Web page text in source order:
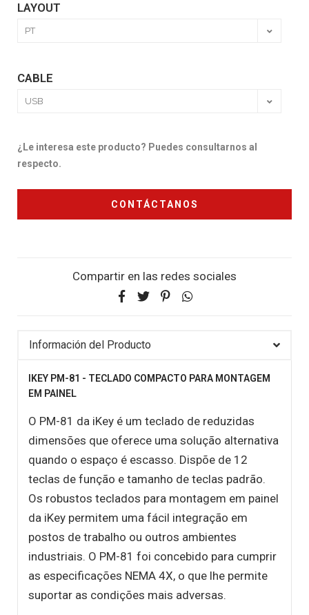
LAYOUT
CABLE
¿Le interesa este producto? Puedes consultarnos al
respecto.
CONTÁCTANOS
Compartir en las redes sociales
Información del Producto
IKEY PM-81 - TECLADO COMPACTO PARA MONTAGEM
EM PAINEL
O PM-81 da iKey é um teclado de reduzidas
dimensões que oferece uma solução alternativa
quando o espaço é escasso. Dispõe de 12
teclas de função e tamanho de teclas padrão.
Os robustos teclados para montagem em painel
da iKey permitem uma fácil integração em
postos de trabalho ou outros ambientes
industriais. O PM-81 foi concebido para cumprir
as especificações NEMA 4X, o que lhe permite
suportar as condições mais adversas.